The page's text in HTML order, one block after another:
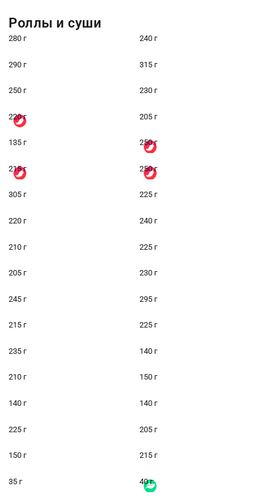
Роллы и суши
280 г 240 г
290 г 315 г
250 г 230 г
220 г 205 г
135 г 250 г
215 г 250 г
305 г 225 г
220 г 240 г
210 г 225 г
205 г 230 г
245 г 295 г
215 г 225 г
235 г 140 г
210 г 150 г
140 г 140 г
225 г 205 г
150 г 215 г
35 г 40 г